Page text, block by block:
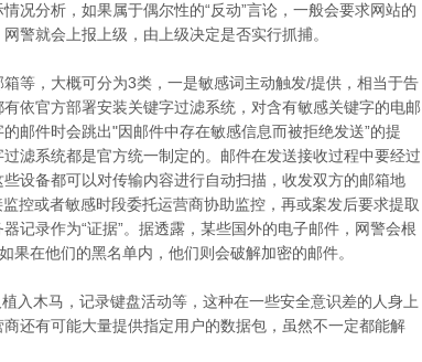
况分析，如果属于偶尔性的“反动”言论，一般会要求网站的
警就会上报上级，由上级决定是否实行抓捕。
等，大概可分为3类，一是敏感词主动触发/提供，相当于告
依官方部署安装关键字过滤系统，对含有敏感关键字的电邮
邮件时会跳出"因邮件中存在敏感信息而被拒绝发送”的提
滤系统都是官方统一制定的。邮件在发送接收过程中要经过
设备都可以对传输内容进行自动扫描，收发双方的邮箱地
控或者敏感时段委托运营商协助监控，再或案发后要求提取
记录作为“证据”。据透露，某些国外的电子邮件，网警会根
果在他们的黑名单内，他们则会破解加密的邮件。
入木马，记录键盘活动等，这种在一些安全意识差的人身上
商还有可能大量提供指定用户的数据包，虽然不一定都能解